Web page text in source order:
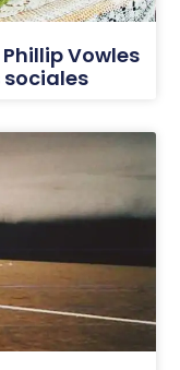
Vowles
sociales